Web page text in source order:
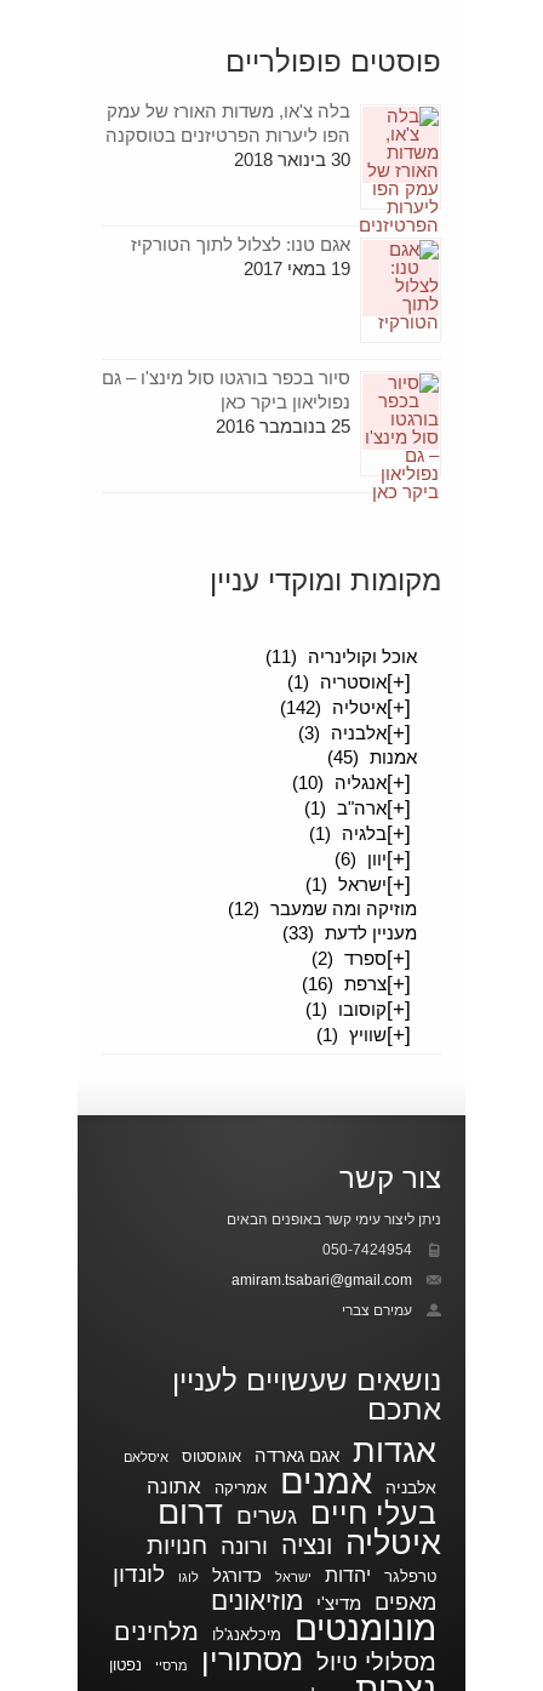
פוסטים פופולריים
בלה צ'או, משדות האורז של עמק
הפו ליערות הפרטיזנים בטוסקנה
30 בינואר 2018
אגם טנו: לצלול לתוך הטורקיז
19 במאי 2017
סיור בכפר בורגטו סול מינצ'ו – גם
נפוליאון ביקר כאן
25 בנובמבר 2016
מקומות ומוקדי עניין
אוכל וקולינריה
(11)
[+]אוסטריה (1)
[+]איטליה (142)
[+]אלבניה
(3)
אמנות (45)
[+]אנגליה (10)
[+]ארה"ב (1)
[+]בלגיה (1)
[+]יוון (6)
[+]ישראל (1)
מוזיקה ומה שמעבר (12)
מעניין לדעת (33)
[+]ספרד (2)
[+]צרפת (16)
[+]קוסובו (1)
[+]שוויץ (1)
צור קשר
ניתן ליצור עימי קשר באופנים הבאים
050-7424954
amiram.tsabari@gmail.com
עמירם צברי
נושאים שעשויים לעניין
אתכם
אגדות אגם גארדה אוגוסטוס איסלאם
אלבניה אמנים אמריקה אתונה
בעלי חיים גשרים דרום
איטליה
ונציה ורונה חנויות
טרפלגר יהדות ישראל כדורגל לוגו לונדון
מאפים מדיצ'י מוזיאונים
מונומנטים מיכלאנג'לו
מלחינים
מסלולי טיול מסתורין מרסיי נפטון